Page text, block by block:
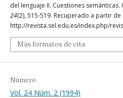
del lenguaje II. Cuestiones semánticas.
24(2), 515-519. Recuperado a partir de
http://revista.sel.edu.es/index.php/
Más formatos de cita
Número
Vol. 24 Núm. 2 (1994)